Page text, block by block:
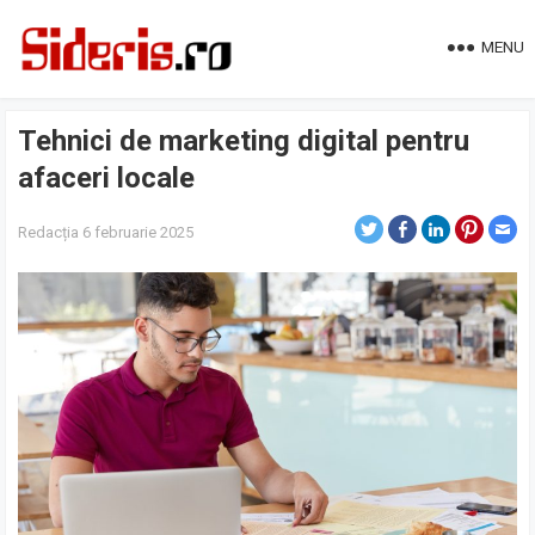
MENU
Tehnici de marketing digital pentru
afaceri locale
Redacția 6 februarie 2025